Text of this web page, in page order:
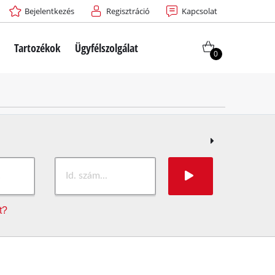
Bejelentkezés Regisztráció Kapcsolat
Tartozékok Ügyfélszolgálat 0